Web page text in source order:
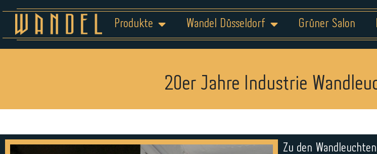
Produkte Wandel Düsseldorf Grüner Salon
20er Jahre Industrie
Zu den